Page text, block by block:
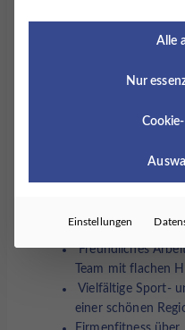
Timmermann
Aufgabengebiet
Keine festen
Supervisionen und
Freundliches
Team mit flachen
Vielfältige Sport-
einer schönen
Alle
Nur
Einstellungen